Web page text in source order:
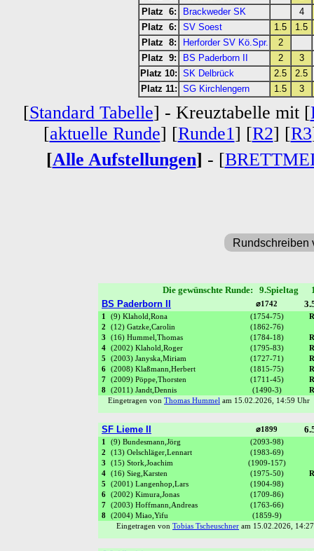
Platz 6:
Brackweder SK
4
Platz 6:
SV Soest 1.5
1.5
Platz 8:
Herforder SV Kö.Spr.
2
Platz 9:
BS Paderborn II 2
3
Platz 10: SK Delbrück 2.5
2.5
Platz 11: SG Kirchlengern 1.5 3
[Standard Tabelle] - Kreuztabelle mit [
[aktuelle Runde] [Runde1] [R2] [R3
[Alle Aufstellungen] - [
Rundschreiben
Die gewünschte Runde:
BS Paderborn II
⌀1742
1 (9) Klahold,Rona (1754-75)
2
(12) Gatzke,Carolin (1862-76)
3
(16) Hummel,Thomas (1784-18)
4
(2002) Klahold,Roger (1795-83)
5
(2003) Janyska,Miriam (1727-71)
6
(2008) Klaßmann,Herbert (1815-75)
7
(2009) Pöppe,Thorsten (1711-45)
8
(2011) Jandt,Dennis (1490-3)
Eingetragen von Thomas Hummel am 15.02.2026, 14:59
SF Lieme II ⌀1899
1 (9) Bundesmann,Jörg (2093-98)
2
(13) Oelschläger,Lennart
(1983-69)
3
(15) Stork,Joachim
(1909-157)
4
(16) Sieg,Karsten (1975-50)
5
(2001) Langenhop,Lars (1904-98)
6
(2002) Kimura,Jonas (1709-86)
7
(2003) Hoffmann,Andreas (1763-66)
8
(2004) Miao,Yifu (1859-9)
Eingetragen von Tobias Tscheuschner am 15.02.2026,